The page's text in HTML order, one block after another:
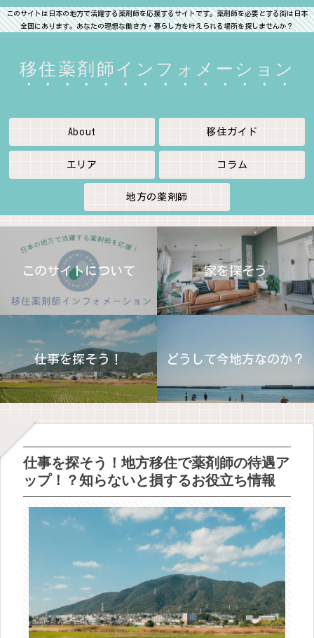
このサイトは日本の地方で活躍する薬剤師を応援するサイトです。薬剤師を必要とする街は日本
全国にあります。あなたの理想な働き方・暮らし方を叶えられる場所を探しませんか？
移住薬剤師インフォメーション
About 移住ガイド
エリア コラム
地方の薬剤師
このサイトについて 家を探そう
仕事を探そう！ どうして今地方なのか？
仕事を探そう！地方移住で薬剤師の待遇ア
ップ！？知らないと損するお役立ち情報